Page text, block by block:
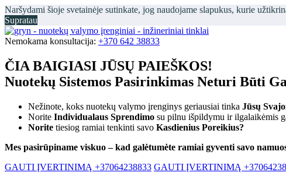
Naršydami šioje svetainėje sutinkate, jog naudojame slapukus, kurie
Supratau
Nemokama konsultacija: +370 642 38833
ČIA BAIGIASI JŪSŲ PAIEŠKOS!
Nuotekų Sistemos Pasirinkimas Neturi Būti
Nežinote, koks nuotekų valymo įrenginys geriausiai tinka Jūsų
Norite Individualaus Sprendimo su pilnu išpildymu ir ilgalaikėmis
Norite tiesiog ramiai tenkinti savo Kasdienius Poreikius?
Mes pasirūpiname viskuo – kad galėtumėte ramiai gyventi savo
GAUTI ĮVERTINIMĄ +37064238833 GAUTI ĮVERTINIMĄ